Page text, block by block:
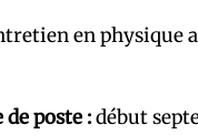
en physique
de poste :début